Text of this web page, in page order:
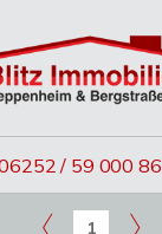
/ 59 000 86
1